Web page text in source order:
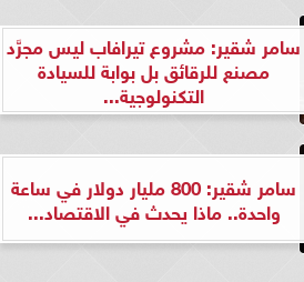
سامر شقير: مشروع تيرافاب ليس مجرَّد
مصنع للرقائق بل بوابة للسيادة
التكنولوجية...
سامر شقير: 800 مليار دولار في ساعة
واحدة.. ماذا يحدث في الاقتصاد...